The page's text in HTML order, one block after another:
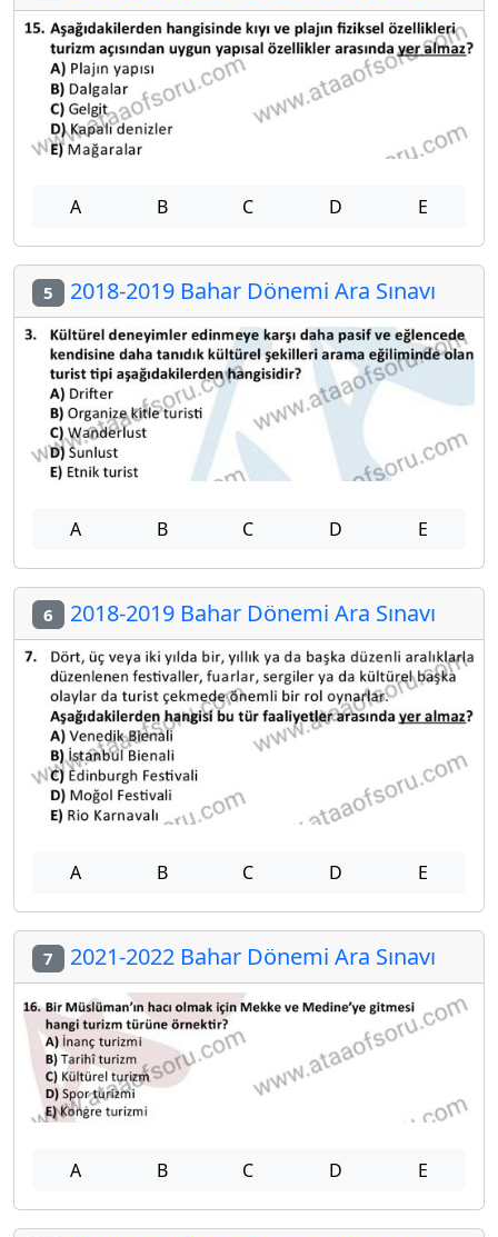
A B C D E
5 2018-2019 Bahar Dönemi Ara Sınavı
A B C D E
6 2018-2019 Bahar Dönemi Ara Sınavı
A B C D E
7 2021-2022 Bahar Dönemi Ara Sınavı
A B C D E